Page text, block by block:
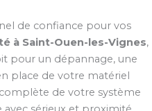
de confiance pour vos
à Saint-Ouen-les-Vignes,
pour un dépannage, une
place de votre matériel
de votre système